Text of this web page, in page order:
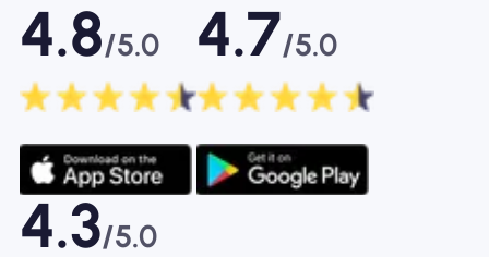
4.8/5.0 4.7/5.0
4.3/5.0